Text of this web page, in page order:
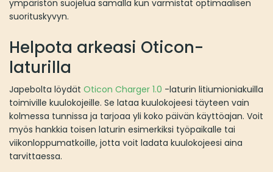
ympäristön suojelua samalla kun varmistat optimaalisen
suorituskyvyn.
Helpota arkeasi Oticon-
laturilla
Japebolta löydät Oticon Charger 1.0 -laturin litiumioniakuilla
toimiville kuulokojeille. Se lataa kuulokojeesi täyteen vain
kolmessa tunnissa ja tarjoaa yli koko päivän käyttöajan. Voit
myös hankkia toisen laturin esimerkiksi työpaikalle tai
viikonloppumatkoille, jotta voit ladata kuulokojeesi aina
tarvittaessa.